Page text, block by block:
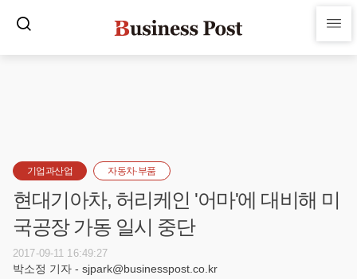
기업과산업 자동차·부품
현대기아차, 허리케인 '어마'에 대비해 미
국공장 가동 일시 중단
2017-09-11 16:49:27
박소정 기자 - sjpark@businesspost.co.kr